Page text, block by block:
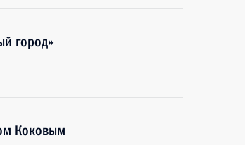
город»
Коковым